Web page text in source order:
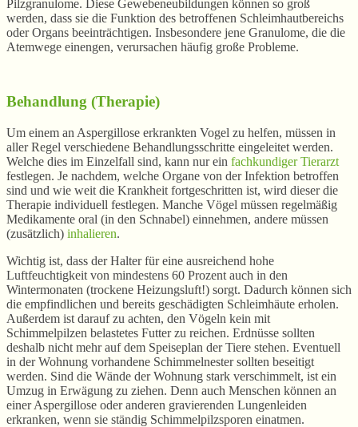
Pilzgranulome. Diese Gewebeneubildungen können so groß
werden, dass sie die Funktion des betroffenen Schleimhautbereichs
oder Organs beeinträchtigen. Insbesondere jene Granulome, die die
Atemwege einengen, verursachen häufig große Probleme.
Behandlung (Therapie)
Um einem an Aspergillose erkrankten Vogel zu helfen, müssen in
aller Regel verschiedene Behandlungsschritte eingeleitet werden.
Welche dies im Einzelfall sind, kann nur ein fachkundiger Tierarzt
festlegen. Je nachdem, welche Organe von der Infektion betroffen
sind und wie weit die Krankheit fortgeschritten ist, wird dieser die
Therapie individuell festlegen. Manche Vögel müssen regelmäßig
Medikamente oral (in den Schnabel) einnehmen, andere müssen
(zusätzlich) inhalieren.
Wichtig ist, dass der Halter für eine ausreichend hohe
Luftfeuchtigkeit von mindestens 60 Prozent auch in den
Wintermonaten (trockene Heizungsluft!) sorgt. Dadurch können sich
die empfindlichen und bereits geschädigten Schleimhäute erholen.
Außerdem ist darauf zu achten, den Vögeln kein mit
Schimmelpilzen belastetes Futter zu reichen. Erdnüsse sollten
deshalb nicht mehr auf dem Speiseplan der Tiere stehen. Eventuell
in der Wohnung vorhandene Schimmelnester sollten beseitigt
werden. Sind die Wände der Wohnung stark verschimmelt, ist ein
Umzug in Erwägung zu ziehen. Denn auch Menschen können an
einer Aspergillose oder anderen gravierenden Lungenleiden
erkranken, wenn sie ständig Schimmelpilzsporen einatmen.